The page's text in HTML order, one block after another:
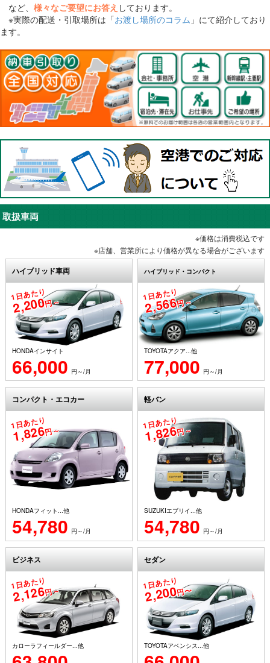
など、 様々なご要望にお答え しております。
※実際の配送・引取場所は「お渡し場所のコラム 」にて紹介しており
ます。
取扱車両
※価格は消費税込です
※店舗、営業所により価格が異なる場合がございます
ハイブリッド車両
HONDAインサイト
66,000 円～/月
1日あたり
2,200円～
ハイブリッド・コンパクト
TOYOTAアクア...他
77,000 円～/月
1日あたり
2,566円～
コンパクト・エコカー
HONDAフィット...他
54,780 円～/月
1日あたり
1,826円～
軽バン
SUZUKIエブリイ...他
54,780 円～/月
1日あたり
1,826円～
ビジネス
カローラフィールダー...他
1日あたり
2,126円～
セダン
TOYOTAアベンシス...他
1日あたり
2,200円〜